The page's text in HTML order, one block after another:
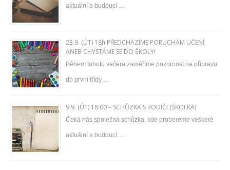
aktuální a budoucí …
23.9. (ÚT) 18h PŘEDCHÁZÍME PORUCHÁM UČENÍ,
ANEB CHYSTÁME SE DO ŠKOLY!
Během tohoto večera zaměříme pozornost na přípravu
do první třídy …
9.9. (ÚT) 18:00 – SCHŮZKA S RODIČI (ŠKOLKA)
Čeká nás společná schůzka, kde probereme veškeré
aktuální a budoucí …